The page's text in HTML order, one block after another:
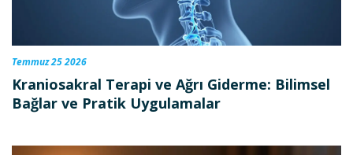
Temmuz 25 2026
Kraniosakral Terapi ve Ağrı Giderme: Bilimsel
Bağlar ve Pratik Uygulamalar